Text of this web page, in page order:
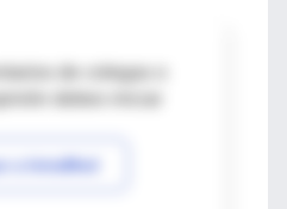
de colegas o
a IntraMed